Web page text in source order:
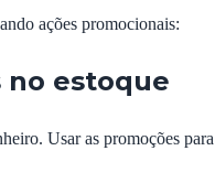
ações promocionais:
estoque
Usar as promoções